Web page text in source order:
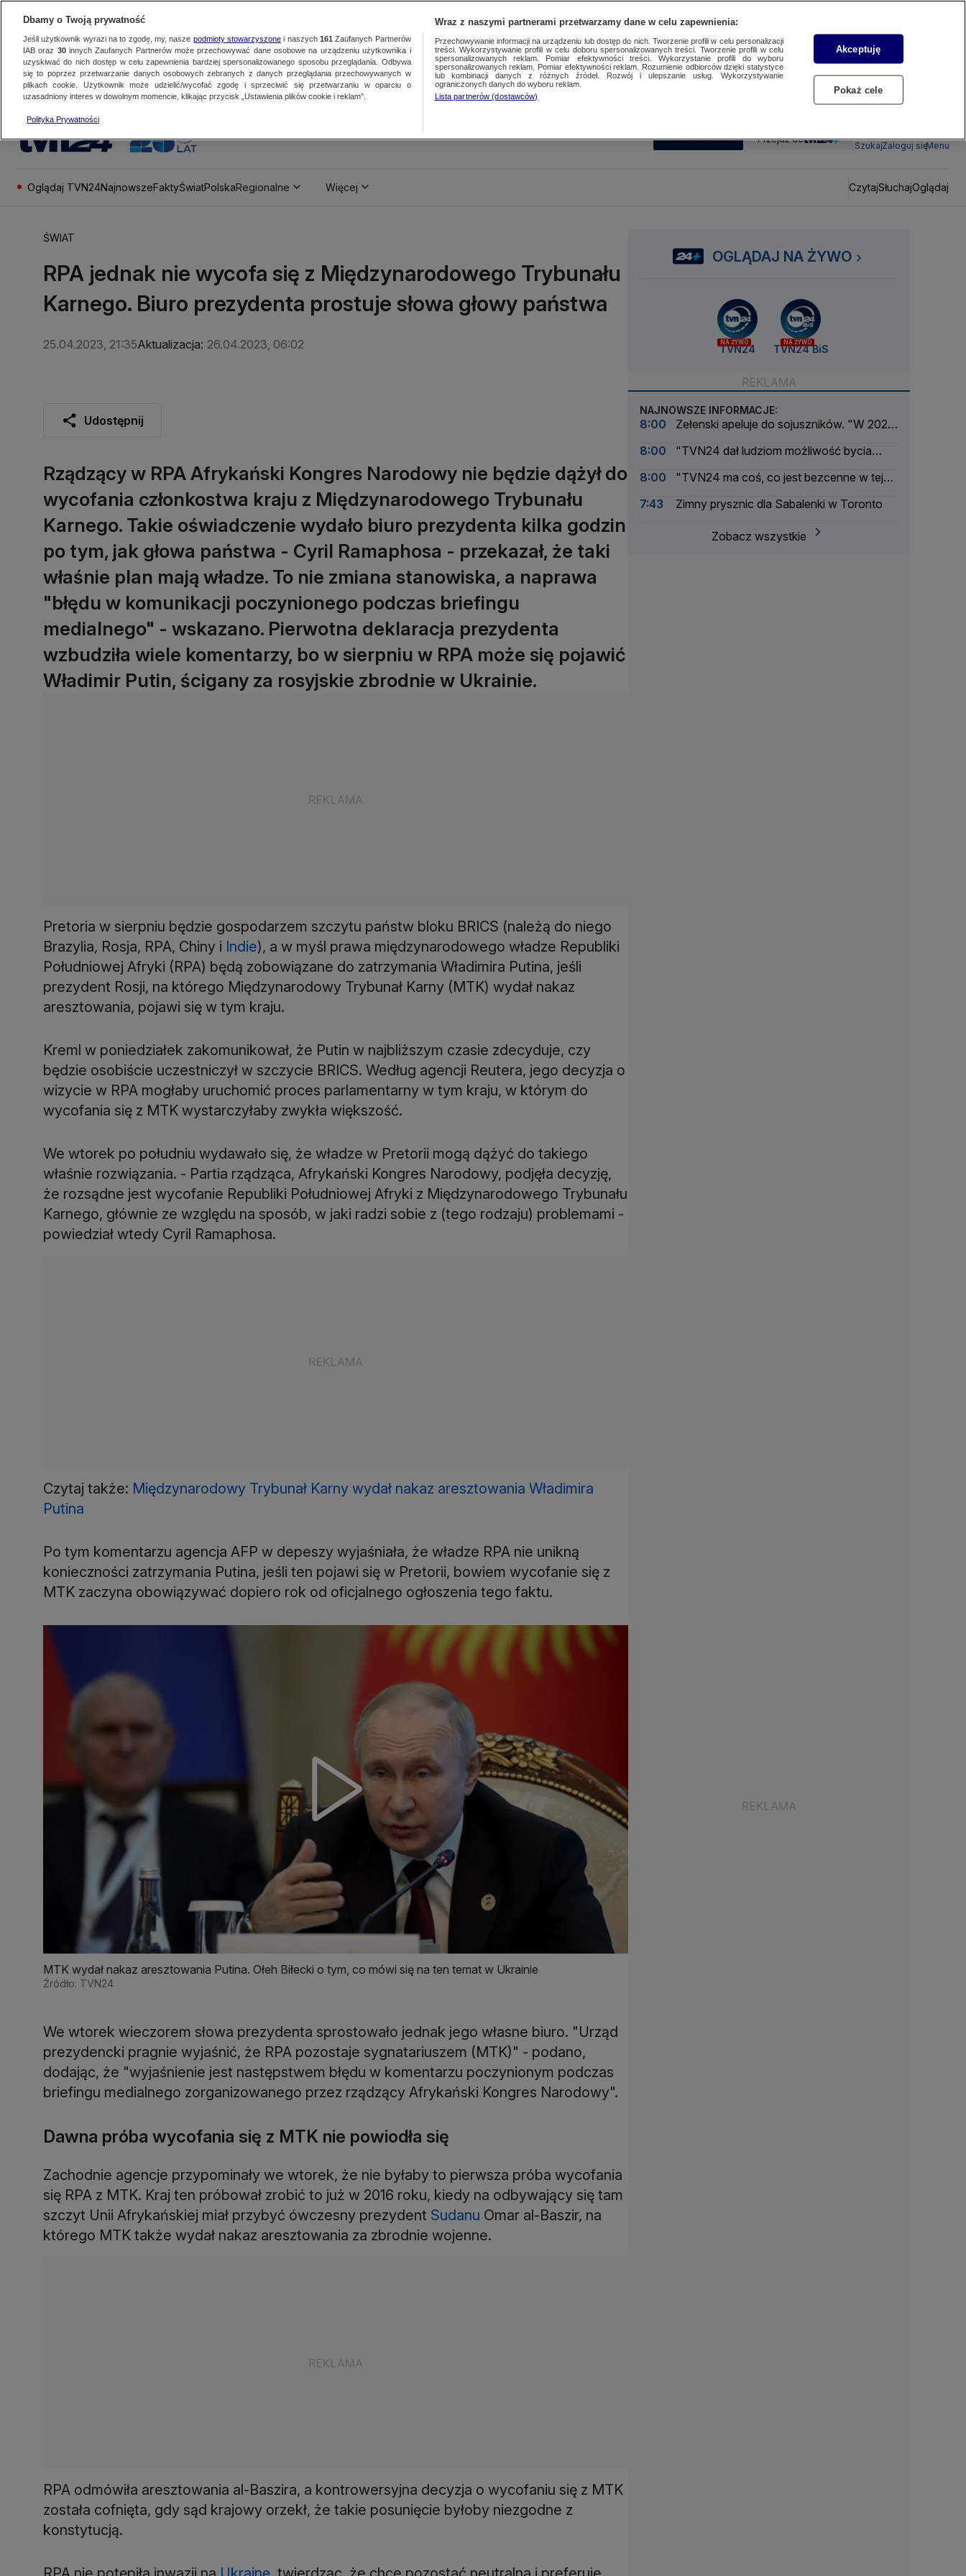
SUBSKRYBUJ Przejdź do
SzukajZaloguj sięMenu
Oglądaj TVN24NajnowszeFaktyŚwiatPolskaRegionalne Więcej CzytajSłuchajOglądaj
ŚWIAT
RPA jednak nie wycofa się z Międzynarodowego Trybunału
Karnego. Biuro prezydenta prostuje słowa głowy państwa
25.04.2023, 21:35Aktualizacja: 26.04.2023, 06:02
Udostępnij
Rządzący w RPA Afrykański Kongres Narodowy nie będzie dążył do
wycofania członkostwa kraju z Międzynarodowego Trybunału
Karnego. Takie oświadczenie wydało biuro prezydenta kilka godzin
po tym, jak głowa państwa - Cyril Ramaphosa - przekazał, że taki
właśnie plan mają władze. To nie zmiana stanowiska, a naprawa
"błędu w komunikacji poczynionego podczas briefingu
medialnego" - wskazano. Pierwotna deklaracja prezydenta
wzbudziła wiele komentarzy, bo w sierpniu w RPA może się pojawić
Władimir Putin, ścigany za rosyjskie zbrodnie w Ukrainie.
Pretoria w sierpniu będzie gospodarzem szczytu państw bloku BRICS (należą do niego
Brazylia, Rosja, RPA, Chiny i Indie), a w myśl prawa międzynarodowego władze Republiki
Południowej Afryki (RPA) będą zobowiązane do zatrzymania Władimira Putina, jeśli
prezydent Rosji, na którego Międzynarodowy Trybunał Karny (MTK) wydał nakaz
aresztowania, pojawi się w tym kraju.
Kreml w poniedziałek zakomunikował, że Putin w najbliższym czasie zdecyduje, czy
będzie osobiście uczestniczył w szczycie BRICS. Według agencji Reutera, jego decyzja o
wizycie w RPA mogłaby uruchomić proces parlamentarny w tym kraju, w którym do
wycofania się z MTK wystarczyłaby zwykła większość.
We wtorek po południu wydawało się, że władze w Pretorii mogą dążyć do takiego
właśnie rozwiązania. - Partia rządząca, Afrykański Kongres Narodowy, podjęła decyzję,
że rozsądne jest wycofanie Republiki Południowej Afryki z Międzynarodowego Trybunału
Karnego, głównie ze względu na sposób, w jaki radzi sobie z (tego rodzaju) problemami -
powiedział wtedy Cyril Ramaphosa.
Czytaj także: Międzynarodowy Trybunał Karny wydał nakaz aresztowania Władimira
Putina
Po tym komentarzu agencja AFP w depeszy wyjaśniała, że władze RPA nie unikną
konieczności zatrzymania Putina, jeśli ten pojawi się w Pretorii, bowiem wycofanie się z
MTK zaczyna obowiązywać dopiero rok od oficjalnego ogłoszenia tego faktu.
MTK wydał nakaz aresztowania Putina. Ołeh Biłecki o tym, co mówi się na ten temat w Ukrainie
Źródło: TVN24
We wtorek wieczorem słowa prezydenta sprostowało jednak jego własne biuro. "Urząd
prezydencki pragnie wyjaśnić, że RPA pozostaje sygnatariuszem (MTK)" - podano,
dodając, że "wyjaśnienie jest następstwem błędu w komentarzu poczynionym podczas
briefingu medialnego zorganizowanego przez rządzący Afrykański Kongres Narodowy".
Dawna próba wycofania się z MTK nie powiodła się
Zachodnie agencje przypominały we wtorek, że nie byłaby to pierwsza próba wycofania
się RPA z MTK. Kraj ten próbował zrobić to już w 2016 roku, kiedy na odbywający się tam
szczyt Unii Afrykańskiej miał przybyć ówczesny prezydent Sudanu Omar al-Baszir, na
którego MTK także wydał nakaz aresztowania za zbrodnie wojenne.
RPA odmówiła aresztowania al-Baszira, a kontrowersyjna decyzja o wycofaniu się z MTK
została cofnięta, gdy sąd krajowy orzekł, że takie posunięcie byłoby niezgodne z
konstytucją.
OGLĄDAJ NA ŻYWO
NA ŻYWO
TVN24
NA ŻYWO
TVN24 BiS
NAJNOWSZE INFORMACJE:
8:00
Zełenski apeluje do sojuszników. "W 2025
8:00
"TVN24 dał ludziom możliwość bycia
8:00
"TVN24 ma coś, co jest bezcenne w tej
7:43
Zimny prysznic dla Sabalenki w Toronto
Zobacz wszystkie
Dbamy o Twoją prywatność
Jeśli użytkownik wyrazi na to zgodę, my, nasze podmioty stowarzyszonei naszych 161 Zaufanych Partnerów
IAB oraz 30innych Zaufanych Partnerów może przechowywać dane osobowe na urządzeniu użytkownika i
uzyskiwać do nich dostęp w celu zapewnienia bardziej spersonalizowanego sposobu przeglądania. Odbywa
się to poprzez przetwarzanie danych osobowych zebranych z danych przeglądania przechowywanych w
plikach cookie. Użytkownik może udzielić/wycofać zgodę i sprzeciwić się przetwarzaniu w oparciu o
uzasadniony interes w dowolnym momencie, klikając przycisk „Ustawienia plików cookie i reklam”.
Polityka Prywatności
Wraz z naszymi partnerami przetwarzamy dane w celu zapewnienia:
Przechowywanie informacji na urządzeniu lub dostęp do nich. Tworzenie profili w celu personalizacji
treści. Wykorzystywanie profili w celu doboru spersonalizowanych treści. Tworzenie profili w celu
spersonalizowanych reklam. Pomiar efektywności treści. Wykorzystanie profili do wyboru
spersonalizowanych reklam. Pomiar efektywności reklam. Rozumienie odbiorców dzięki statystyce
lub kombinacji danych z różnych źródeł. Rozwój i ulepszanie usług. Wykorzystywanie
ograniczonych danych do wyboru reklam.
Lista partnerów (dostawców)
Akceptuję
Pokaż cele